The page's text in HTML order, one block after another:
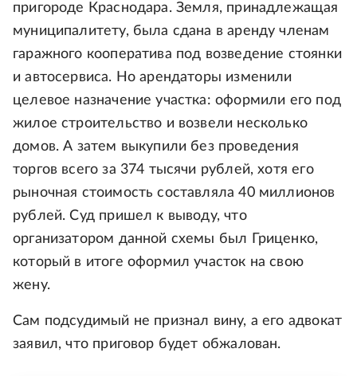
пригороде Краснодара. Земля, принадлежащая
муниципалитету, была сдана в аренду членам
гаражного кооператива под возведение стоянки
и автосервиса. Но арендаторы изменили
целевое назначение участка: оформили его под
жилое строительство и возвели несколько
домов. А затем выкупили без проведения
торгов всего за 374 тысячи рублей, хотя его
рыночная стоимость составляла 40 миллионов
рублей. Суд пришел к выводу, что
организатором данной схемы был Гриценко,
который в итоге оформил участок на свою
жену.
Сам подсудимый не признал вину, а его адвокат
заявил, что приговор будет обжалован.